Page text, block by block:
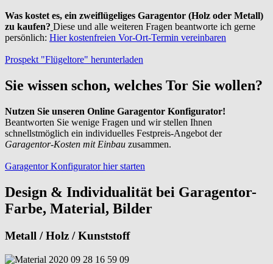
Was kostet es, ein zweiflügeliges Garagentor (Holz oder Metall)
zu kaufen? Diese und alle weiteren Fragen beantworte ich gerne
persönlich: Hier kostenfreien Vor-Ort-Termin vereinbaren
Prospekt "Flügeltore" herunterladen
Sie wissen schon, welches Tor Sie wollen?
Nutzen Sie unseren Online Garagentor Konfigurator!
Beantworten Sie wenige Fragen und wir stellen Ihnen
schnellstmöglich ein individuelles Festpreis-Angebot der
Garagentor-Kosten mit Einbau zusammen.
Garagentor Konfigurator hier starten
Design & Individualität bei Garagentor-
Farbe, Material, Bilder
Metall / Holz / Kunststoff